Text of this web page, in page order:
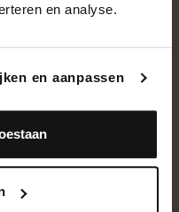
en analyse.
en aanpassen